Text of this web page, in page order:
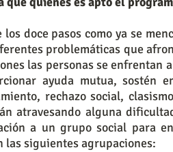
doce pasos como ya se
problemáticas que
las personas se enfrentan
ayuda mutua, sostén
rechazo social,
atravesando alguna
a un grupo social para
las siguientes agrupaciones: